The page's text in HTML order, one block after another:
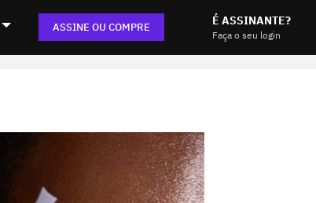
ASSINE OU COMPRE É ASSINANTE?
Faça o seu login